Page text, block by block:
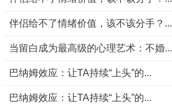
伴侣给不了情绪价值，该不该分手？...
当留白成为最高级的心理艺术：不婚...
巴纳姆效应：让TA持续“上头”的...
巴纳姆效应：让TA持续“上头”的...